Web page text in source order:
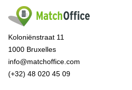
Koloniënstraat 11
1000 Bruxelles
info@matchoffice.com
(+32) 48 020 45 09